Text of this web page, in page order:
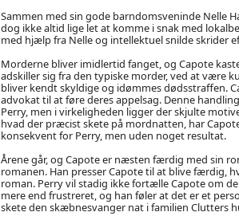
Sammen med sin gode barndomsveninde Nelle
dog ikke altid lige let at komme i snak med
med hjælp fra Nelle og intellektuel snilde skrider
Morderne bliver imidlertid fanget, og Capote
adskiller sig fra den typiske morder, ved at være
bliver kendt skyldige og idømmes dødsstraffen.
advokat til at føre deres appelsag. Denne
Perry, men i virkeligheden ligger der skjulte
hvad der præcist skete på mordnatten, har
konsekvent for Perry, men uden noget resultat.
Årene går, og Capote er næsten færdig med sin
romanen. Han presser Capote til at blive færdig,
roman. Perry vil stadig ikke fortælle Capote om
mere end frustreret, og han føler at det er et
skete den skæbnesvanger nat i familien Clutters